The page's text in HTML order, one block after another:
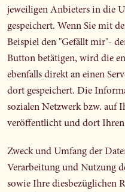
jeweiligen Anbieters in die
gespeichert. Wenn Sie mit
Beispiel den "Gefällt mir"-
Button betätigen, wird die
ebenfalls direkt an einen
dort gespeichert. Die
sozialen Netzwerk bzw. auf
veröffentlicht und dort Ihren
Zweck und Umfang der
Verarbeitung und Nutzung
sowie Ihre diesbezüglichen